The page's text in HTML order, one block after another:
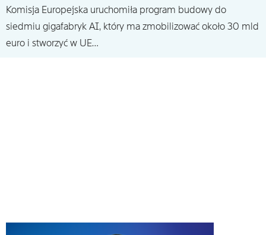
Komisja Europejska uruchomiła program budowy do
siedmiu gigafabryk AI, który ma zmobilizować około 30 mld
euro i stworzyć w UE…